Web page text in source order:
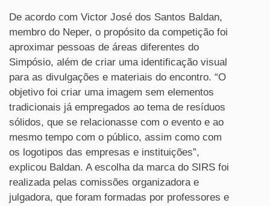
De acordo com Victor José dos Santos Baldan,
membro do Neper, o propósito da competição foi
aproximar pessoas de áreas diferentes do
Simpósio, além de criar uma identificação visual
para as divulgações e materiais do encontro. “O
objetivo foi criar uma imagem sem elementos
tradicionais já empregados ao tema de resíduos
sólidos, que se relacionasse com o evento e ao
mesmo tempo com o público, assim como com
os logotipos das empresas e instituições”,
explicou Baldan. A escolha da marca do SIRS foi
realizada pelas comissões organizadora e
julgadora, que foram formadas por professores e